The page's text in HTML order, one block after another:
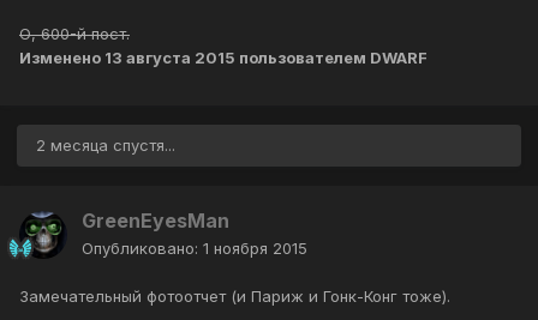
О, 600-й пост.
Изменено 13 августа 2015 пользователем DWARF
2 месяца спустя...
GreenEyesMan
Опубликовано: 1 ноября 2015
Замечательный фотоотчет (и Париж и Гонк-Конг тоже).